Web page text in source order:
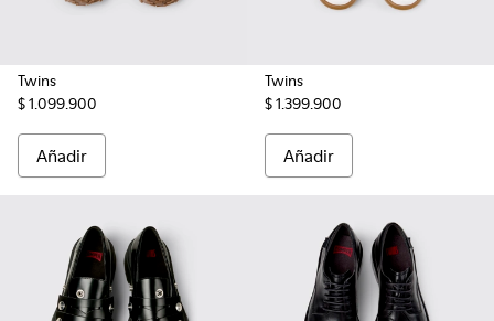
Twins
$ 1.099.900
Añadir
Twins
$ 1.399.900
Añadir